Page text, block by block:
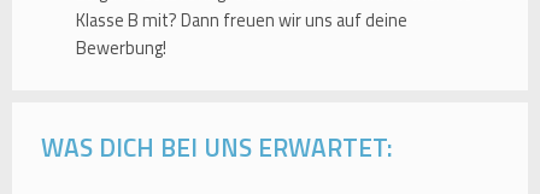
Klasse B mit? Dann freuen wir uns auf deine
Bewerbung!
WAS DICH BEI UNS ERWARTET: